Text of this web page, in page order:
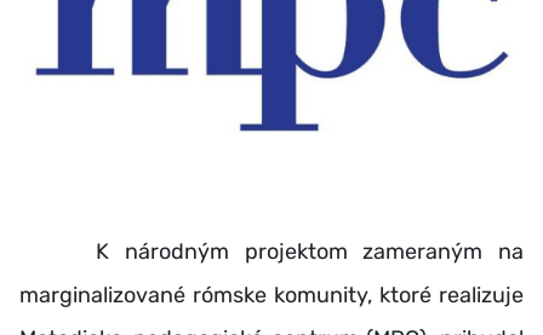
K národným projektom zameraným na
marginalizované rómske komunity, ktoré realizuje